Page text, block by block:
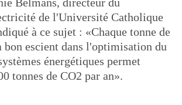
de l'Université Catholique
à ce sujet : «Chaque tonne de
escient dans l'optimisation du
énergétiques permet
tonnes de CO2 par an».